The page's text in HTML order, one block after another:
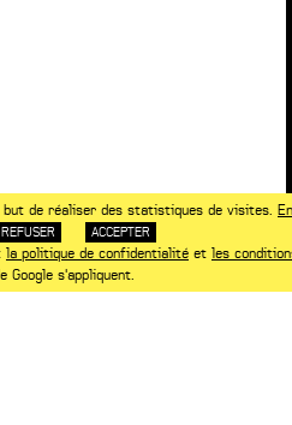
de réaliser des statistiques de visites. En
REFUSER ACCEPTER
la politique de confidentialité et les
Google s'appliquent.